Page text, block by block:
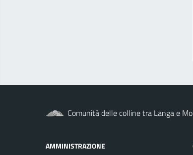
Comunità delle colline tra Langa e
AMMINISTRAZIONE